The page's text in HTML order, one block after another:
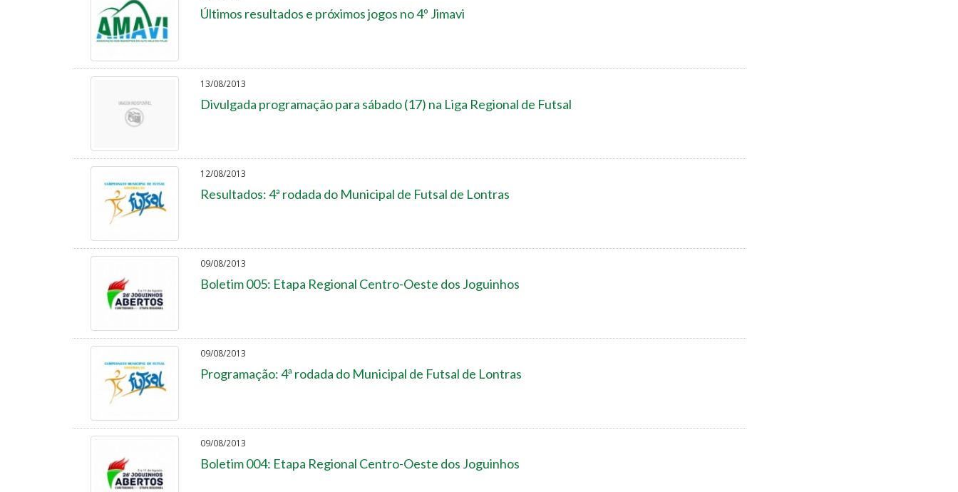
Últimos resultados e próximos jogos no 4º Jimavi
13/08/2013
Divulgada programação para sábado (17) na Liga Regional de Futsal
12/08/2013
Resultados: 4ª rodada do Municipal de Futsal de Lontras
09/08/2013
Boletim 005: Etapa Regional Centro-Oeste dos Joguinhos
09/08/2013
Programação: 4ª rodada do Municipal de Futsal de Lontras
09/08/2013
Boletim 004: Etapa Regional Centro-Oeste dos Joguinhos